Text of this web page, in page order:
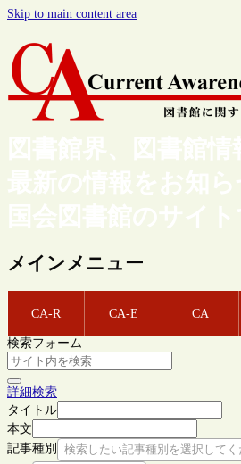
Skip to main content area
図書館界、図書館
最新の情報をお知
国会図書館のサイト
メインメニュー
CA-R CA-E CA
検索フォーム
詳細検索
タイトル
本文
記事種別
検索したい記事種別を選択してく